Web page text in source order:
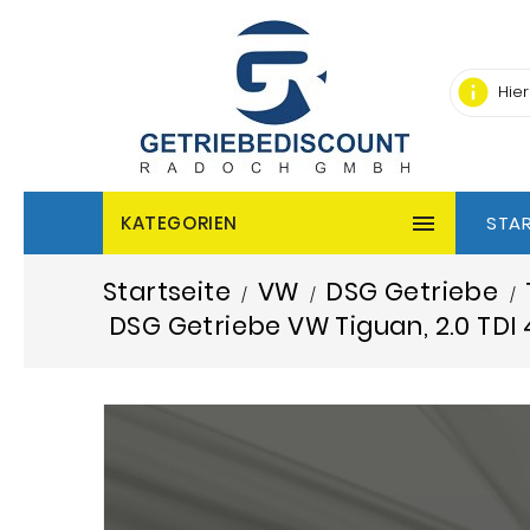
info
KATEGORIEN 
Startseite VW DSG Getriebe
DSG Getriebe VW Tiguan, 2.0